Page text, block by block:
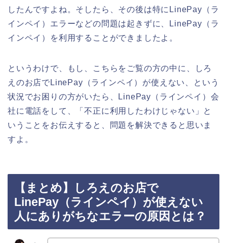
したんですよね。そしたら、その後は特にLinePay（ラ
インペイ）エラーなどの問題は起きずに、LinePay（ラ
インペイ）を利用することができましたよ。
というわけで、もし、こちらをご覧の方の中に、しろ
えのお店でLinePay（ラインペイ）が使えない、という
状況でお困りの方がいたら、LinePay（ラインペイ）会
社に電話をして、「不正に利用したわけじゃない」と
いうことをお伝えすると、問題を解決できると思いま
すよ。
【まとめ】しろえのお店で
LinePay（ラインペイ）が使えない
人にありがちなエラーの原因とは？